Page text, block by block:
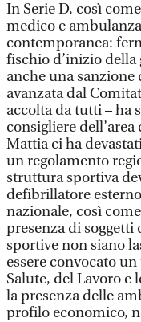
In Serie D, così
medico e
contemporanea:
fischio d’inizio della
anche una sanzione
avanzata dal
accolta da tutti – ha
consigliere
Mattia ci ha
un regolamento
struttura sportiva
defibrillatore
nazionale, così
presenza di soggetti
sportive non siano
essere convocato
Salute, del Lavoro e
la presenza delle
profilo economico,